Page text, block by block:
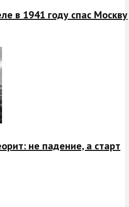
в 1941 году спас Москву
не падение, а старт